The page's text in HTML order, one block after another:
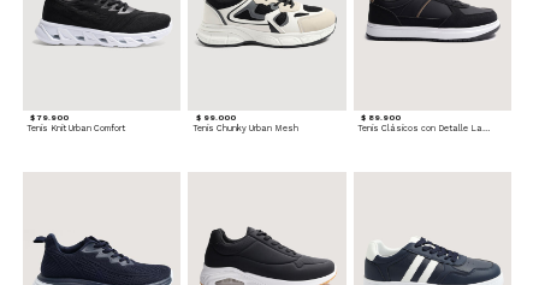
$ 79.900
Tenis Knit Urban Comfort
$ 99.000
Tenis Chunky Urban Mesh
$ 89.900
Tenis Clásicos con Detalle Lateral